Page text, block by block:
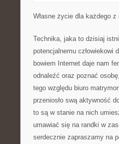
Własne życie dla każdego
Technika, jaka to dzisiaj
potencjalnemu
bowiem Internet daje nam
odnaleźć oraz poznać
tego względu biuro
przeniosło swą aktywność
to są w stanie na nich
umawiać się na randki w
serdecznie zapraszamy na